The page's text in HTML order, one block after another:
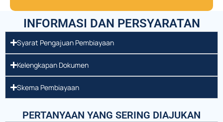
INFORMASI DAN PERSYARATAN
Syarat Pengajuan Pembiayaan
Kelengkapan Dokumen
Skema Pembiayaan
PERTANYAAN YANG SERING DIAJUKAN